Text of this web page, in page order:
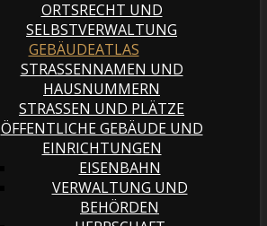
ORTSRECHT UND
SELBSTVERWALTUNG
GEBÄUDEATLAS
STRASSENNAMEN UND H
AUSNUMMERN
STRASSEN UND PLÄTZE
ÖFFENTLICHE GEBÄUDE UND
EINRICHTUNGEN
EISENBAHN
VERWALTUNG UND
BEHÖRDEN